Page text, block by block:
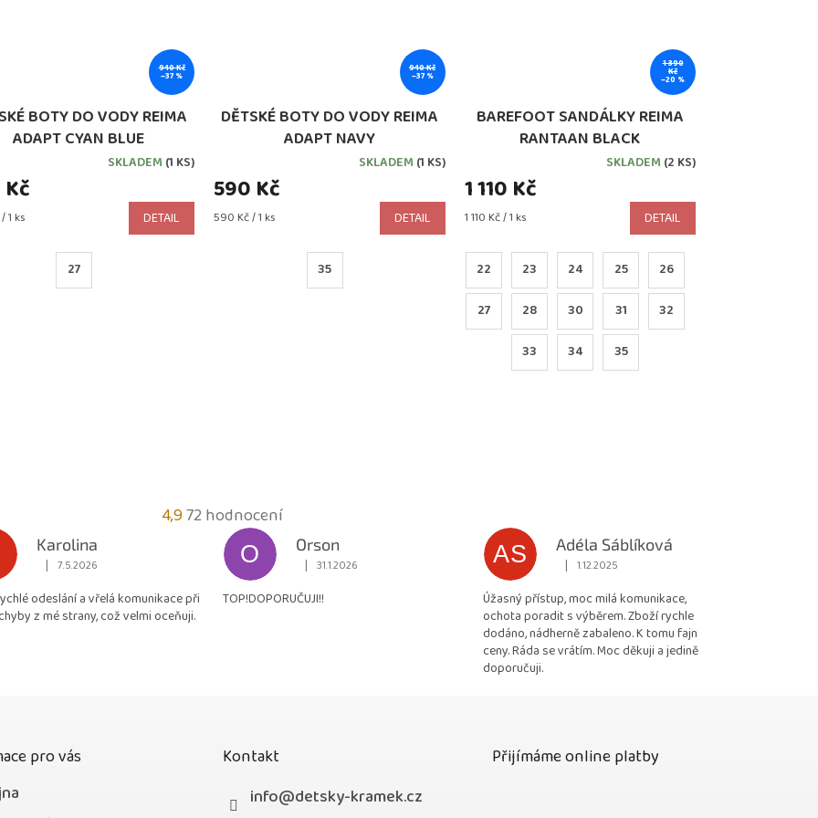
940 Kč
–37 %
BOTY DO VODY REIMA
ADAPT CYAN BLUE
SKLADEM (1 KS)
1 ks DETAIL
27
940 Kč
–37 %
DĚTSKÉ BOTY DO VODY REIMA
ADAPT NAVY
SKLADEM (1 KS)
590 Kč
Měrná
590 Kč / 1 ks DETAIL
35
1 390
Kč
–20 %
BAREFOOT SANDÁLKY REIMA
RANTAAN BLACK
SKLADEM (2 KS)
1 110 Kč
Měrná
1 110 Kč / 1 ks DETAIL
22 23 24 25 26
27 28 30 31 32
33 34 35
4,9Průměrné
hodnocení
obchodu
4,9
z
72 hodnocení
Karolina
Hodnocení obchodu je 5 z 5 hvězdiček.
| 7.5.2026
odeslání a vřelá komunikace při
z mé strany, což velmi oceňuji.
O
Orson
Hodnocení obchodu je 5 z 5 hvězdiček.
| 31.1.2026
TOP!DOPORUČUJI!!
AS
Adéla Sáblíková
Hodnocení obchodu je 5 z 5 hvězdiček.
| 1.12.2025
Úžasný přístup, moc milá komunikace,
ochota poradit s výběrem. Zboží rychle
dodáno, nádherně zabaleno. K tomu fajn
ceny. Ráda se vrátím. Moc děkuji a jedině
doporučuji.
pro vás
Kontakt
info@detsky-kramek.cz
Přijímáme online platby